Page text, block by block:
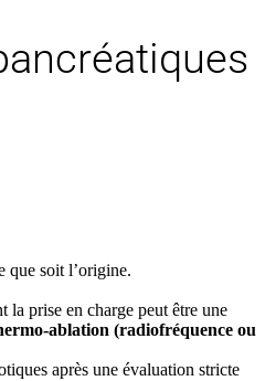
que soit l’origine.
la prise en charge peut être une
ablation (radiofréquence ou
après une évaluation stricte